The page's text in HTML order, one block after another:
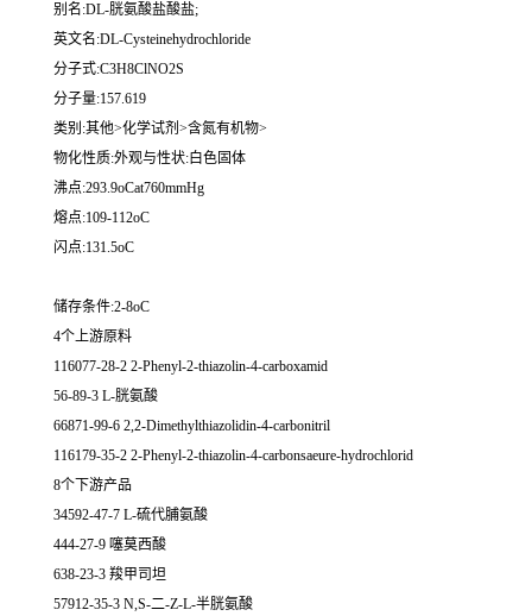
别名:DL-胱氨酸盐酸盐;
英文名:DL-Cysteinehydrochloride
分子式:C3H8ClNO2S
分子量:157.619
类别:其他>化学试剂>含氮有机物>
物化性质:外观与性状:白色固体
沸点:293.9oCat760mmHg
熔点:109-112oC
闪点:131.5oC
储存条件:2-8oC
4个上游原料
116077-28-2 2-Phenyl-2-thiazolin-4-carboxamid
56-89-3 L-胱氨酸
66871-99-6 2,2-Dimethylthiazolidin-4-carbonitril
116179-35-2 2-Phenyl-2-thiazolin-4-carbonsaeure-hydrochlorid
8个下游产品
34592-47-7 L-硫代脯氨酸
444-27-9 噻莫西酸
638-23-3 羧甲司坦
57912-35-3 N,S-二-Z-L-半胱氨酸